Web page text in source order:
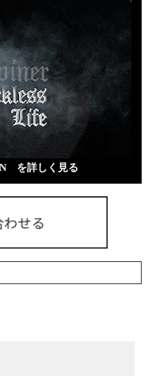
を詳しく見る